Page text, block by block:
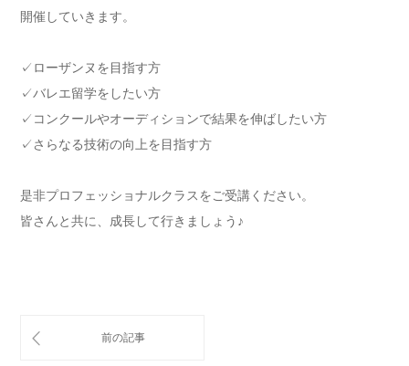
開催していきます。
✓ローザンヌを目指す方
✓バレエ留学をしたい方
✓コンクールやオーディションで結果を伸ばしたい方
✓さらなる技術の向上を目指す方
是非プロフェッショナルクラスをご受講ください。
皆さんと共に、成長して行きましょう♪